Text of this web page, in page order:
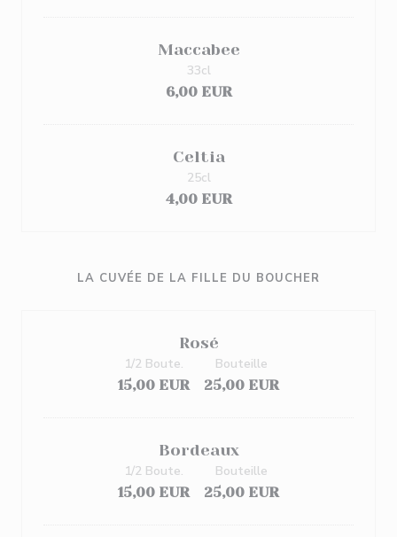
Maccabee
6,00 EUR
33cl
Celtia
4,00 EUR
25cl
LA CUVÉE DE LA FILLE DU BOUCHER
Rosé
15,00 EUR
1/2 Boute.
25,00 EUR
Bouteille
Bordeaux
15,00 EUR
1/2 Boute.
25,00 EUR
Bouteille